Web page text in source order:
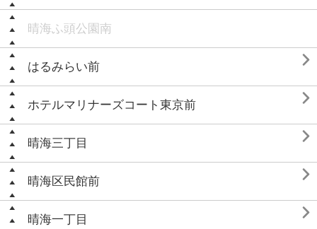
晴海ふ頭公園南
はるみらい前 
ホテルマリナーズコート東京前 
晴海三丁目 
晴海区民館前 
晴海一丁目 